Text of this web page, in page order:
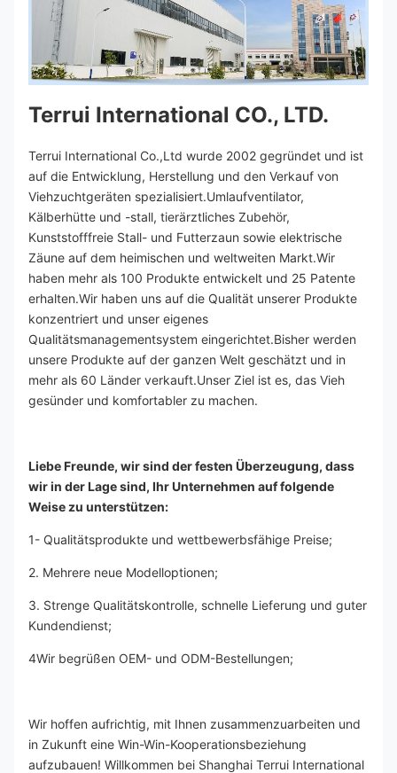
Terrui International CO., LTD.
Terrui International Co.,Ltd wurde 2002 gegründet und ist
auf die Entwicklung, Herstellung und den Verkauf von
Viehzuchtgeräten spezialisiert.Umlaufventilator,
Kälberhütte und -stall, tierärztliches Zubehör,
Kunststofffreie Stall- und Futterzaun sowie elektrische
Zäune auf dem heimischen und weltweiten Markt.Wir
haben mehr als 100 Produkte entwickelt und 25 Patente
erhalten.Wir haben uns auf die Qualität unserer Produkte
konzentriert und unser eigenes
Qualitätsmanagementsystem eingerichtet.Bisher werden
unsere Produkte auf der ganzen Welt geschätzt und in
mehr als 60 Länder verkauft.Unser Ziel ist es, das Vieh
gesünder und komfortabler zu machen.
Liebe Freunde, wir sind der festen Überzeugung, dass
wir in der Lage sind, Ihr Unternehmen auf folgende
Weise zu unterstützen:
1- Qualitätsprodukte und wettbewerbsfähige Preise;
2. Mehrere neue Modelloptionen;
3. Strenge Qualitätskontrolle, schnelle Lieferung und guter
Kundendienst;
4Wir begrüßen OEM- und ODM-Bestellungen;
Wir hoffen aufrichtig, mit Ihnen zusammenzuarbeiten und
in Zukunft eine Win-Win-Kooperationsbeziehung
aufzubauen! Willkommen bei Shanghai Terrui International